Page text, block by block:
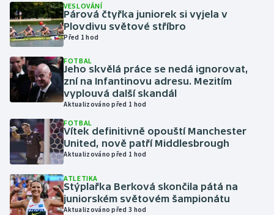
Judo
Krasobruslení
Lezení
Lyže a snowboard
Moderní pětiboj
Motorsport
Olympijské hry
VESLOVÁNÍ
Párová čtyřka juniorek si vyjela v
Plovdivu světové stříbro
Před 1 hod
FOTBAL
Jeho skvělá práce se nedá ignorovat,
zní na Infantinovu adresu. Mezitím
vyplouvá další skandál
Aktualizováno před 1 hod
FOTBAL
Vítek definitivně opouští Manchester
United, nově patří Middlesbrough
Aktualizováno před 1 hod
ATLETIKA
Stýplařka Berková skončila pátá na
juniorském světovém šampionátu
Aktualizováno před 3 hod